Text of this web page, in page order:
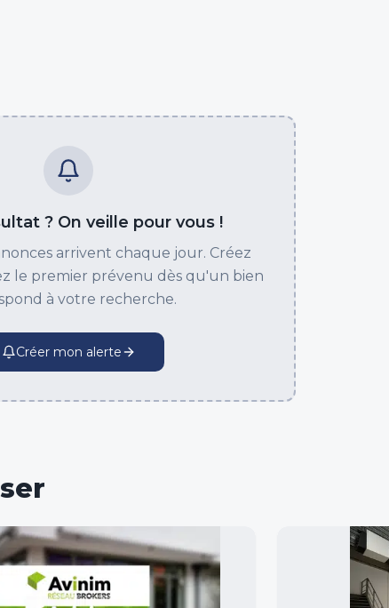
? On veille pour vous !
arrivent chaque jour. Créez
le premier prévenu dès qu'un bien
à votre recherche.
Créer mon alerte